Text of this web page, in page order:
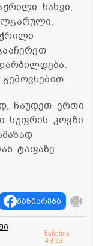
ხახვი,
ჩაუდეთ ერთი
სუფრის კოვზი
ტაფაზე
გაზიარება
ნანახია:
4393